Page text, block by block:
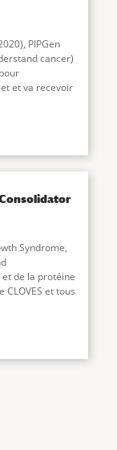
PIPGen
cancer)
et va recevoir
Syndrome,
de la protéine
CLOVES et tous